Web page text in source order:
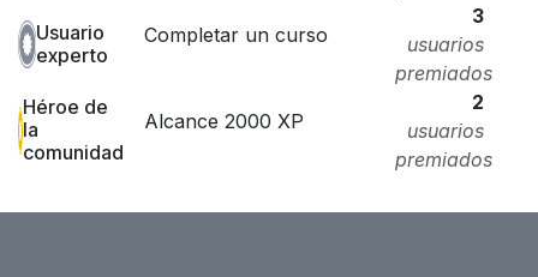
Usuario
experto
Completar un curso
3
usuarios
premiados
Héroe de
la
comunidad
Alcance 2000 XP
2
usuarios
premiados